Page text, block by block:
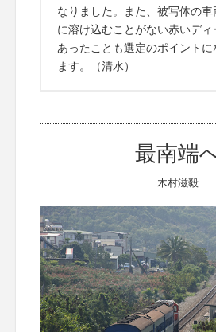
なりました。また、被写体の
に溶け込むことがない赤いデ
あったことも選定のポイント
ます。（清水）
最南端
木村滋毅